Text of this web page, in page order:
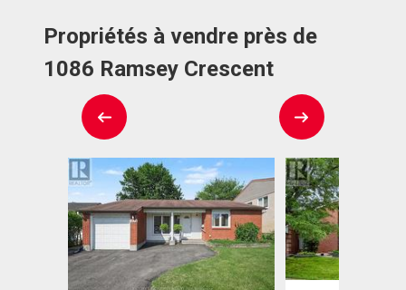
Propriétés à vendre près de
1086 Ramsey Crescent